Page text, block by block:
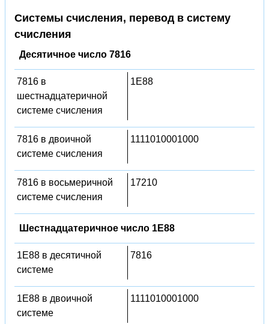
Системы счисления, перевод в систему
счисления
Десятичное число 7816
7816 в
шестнадцатеричной
системе счисления
1E88
7816 в двоичной
системе счисления
1111010001000
7816 в восьмеричной
системе счисления
17210
Шестнадцатеричное число 1E88
1E88 в десятичной
системе
7816
1E88 в двоичной
системе
1111010001000